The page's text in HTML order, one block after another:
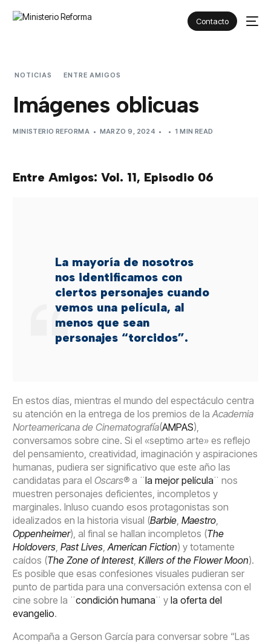
Contacto
NOTICIAS ENTRE AMIGOS
Imágenes oblicuas
MINISTERIO REFORMA MARZO 9, 2024 1 MIN READ
Entre Amigos: Vol. 11, Episodio 06
La mayoría de nosotros
nos identificamos con
ciertos personajes cuando
vemos una película, al
menos que sean
personajes “torcidos”.
En estos días, mientras el mundo del espectáculo centra
su atención en la entrega de los premios de laAcademia
Norteamericana de Cinematografía(AMPAS),
conversamos sobre cine. Si el «septimo arte» es reflejo
del pensamiento, creatividad, imaginación y aspiraciones
humanas, pudiera ser significativo que este año las
candidatas para elOscars® a ¨la mejor película¨ nos
muestren personajes deficientes, incompletos y
marginales. Inluso cuando esos protagonistas son
idealizados en la historia visual (Barbie,Maestro,
Oppenheimer), al final se hallan incompletos (The
Holdovers,Past Lives,American Fiction) y totamente
caídos (The Zone of Interest,Killers of the Flower Moon).
Es posible que esas confesiones visuales pudieran ser
punto de partida para una conversación extensa con el
cine sobre la ¨condición humana¨ yla oferta del
evangelio.
Acompaña a Gerson García para conversar sobre “Las